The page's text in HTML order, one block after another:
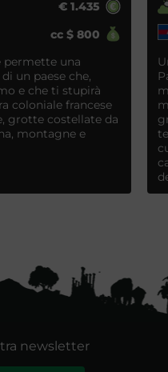
€ 1.435
cc$ 800
permette una
un paese che,
e che ti stupirà
coloniale francese
grotte costellate da
montagne e
newsletter